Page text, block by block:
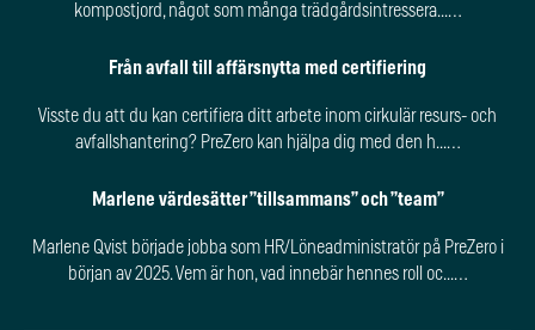
kompostjord, något som många trädgårdsintressera...…
Från avfall till affärsnytta med certifiering
Visste du att du kan certifiera ditt arbete inom cirkulär resurs- och
avfallshantering? PreZero kan hjälpa dig med den h...…
Marlene värdesätter ”tillsammans” och ”team”
Marlene Qvist började jobba som HR/Löneadministratör på PreZero i
början av 2025. Vem är hon, vad innebär hennes roll oc...…